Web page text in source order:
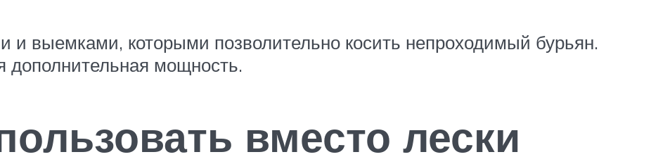
и выемками, которыми позволительно косить непроходимый бурьян.
дополнительная мощность.
вместо лески